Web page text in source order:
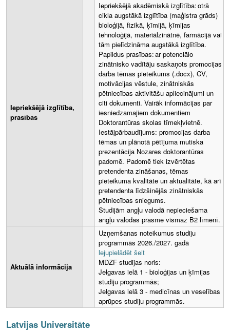
Iepriekšējā izglītība,
prasības
Iepriekšējā akadēmiskā izglītība: otrā
cikla augstākā izglītība (maģistra grāds)
bioloģijā, fizikā, ķīmijā, ķīmijas
tehnoloģijā, materiālzinātnē, farmācijā vai
tām pielīdzināma augstākā izglītība.
Papildus prasības: ar potenciālo
zinātnisko vadītāju saskaņots promocijas
darba tēmas pieteikums (.docx), CV,
motivācijas vēstule, zinātniskās
pētniecības aktivitāšu apliecinājumi un
citi dokumenti. Vairāk informācijas par
iesniedzamajiem dokumentiem
Doktorantūras skolas tīmekļvietnē.
Iestājpārbaudījums: promocijas darba
tēmas un plānotā pētījuma mutiska
prezentācija Nozares doktorantūras
padomē. Padomē tiek izvērtētas
pretendenta zināšanas, tēmas
pieteikuma kvalitāte un aktualitāte, kā arī
pretendenta līdzšinējās zinātniskās
pētniecības sniegums.
Studijām angļu valodā nepieciešama
angļu valodas prasme vismaz B2 līmenī.
Aktuālā informācija
Uzņemšanas noteikumus studiju
programmās 2026./2027. gadā
lejupielādēt šeit
MDZF studijas noris:
Jelgavas ielā 1 - bioloģijas un ķīmijas
studiju programmās;
Jelgavas ielā 3 - medicīnas un veselības
aprūpes studiju programmās.
Latvijas Universitāte